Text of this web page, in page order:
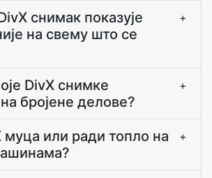
снимак показује
на свему што се
+
DivX снимке
бројене делове?
+
муца или ради топло на
+